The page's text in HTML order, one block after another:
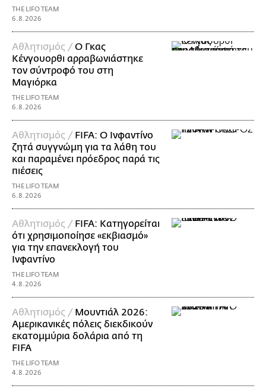
THE LIFO TEAM
6.8.2026
Αθλητισμός /Ο Γκας
Κένγουορθι αρραβωνιάστηκε
τον σύντροφό του στη
Μαγιόρκα
THE LIFO TEAM
6.8.2026
Αθλητισμός / FIFA: Ο Ινφαντίνο
ζητά συγγνώμη για τα λάθη του
και παραμένει πρόεδρος παρά τις
πιέσεις
THE LIFO TEAM
6.8.2026
Αθλητισμός / FIFA: Κατηγορείται
ότι χρησιμοποίησε «εκβιασμό»
για την επανεκλογή του
Ινφαντίνο
THE LIFO TEAM
4.8.2026
Αθλητισμός / Μουντιάλ 2026:
Αμερικανικές πόλεις διεκδικούν
εκατομμύρια δολάρια από τη
FIFA
THE LIFO TEAM
4.8.2026